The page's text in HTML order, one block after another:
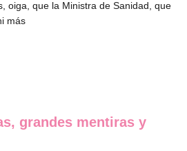
oiga, que la Ministra de Sanidad, que
más
grandes mentiras y